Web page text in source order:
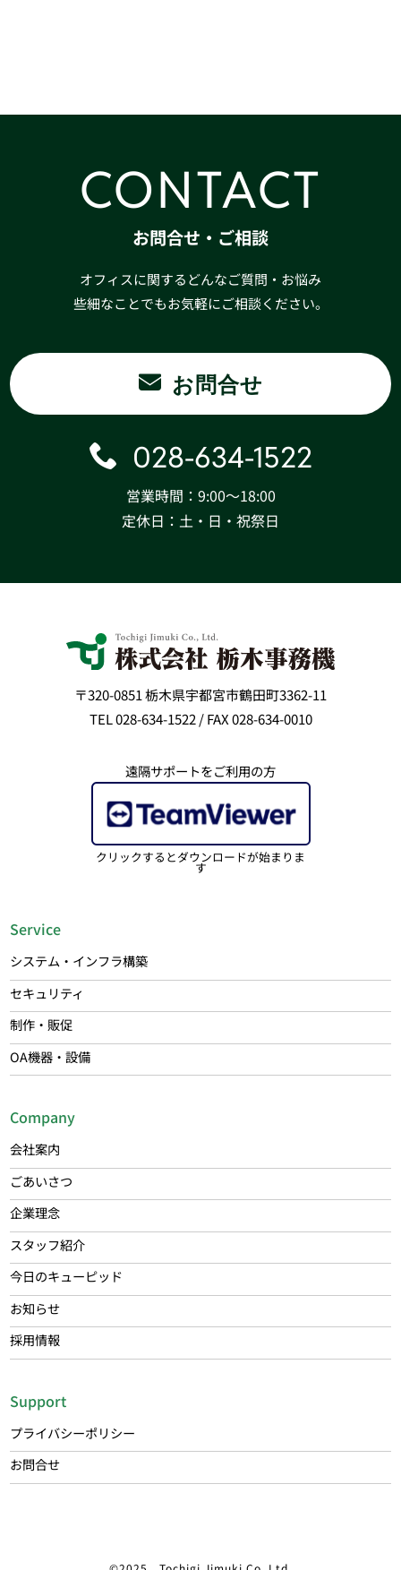
CONTACT
お問合せ・ご相談
オフィスに関するどんなご質問・お悩み
些細なことでもお気軽にご相談ください。
お問合せ
028-634-1522
営業時間：9:00〜18:00
定休日：土・日・祝祭日
〒320-0851 栃木県宇都宮市鶴田町3362-11
TEL 028-634-1522 / FAX 028-634-0010
遠隔サポートをご利用の方
クリックするとダウンロードが始まりま
す
Service
システム・インフラ構築
セキュリティ
制作・販促
OA機器・設備
Company
会社案内
ごあいさつ
企業理念
スタッフ紹介
今日のキューピッド
お知らせ
採用情報
Support
プライバシーポリシー
お問合せ